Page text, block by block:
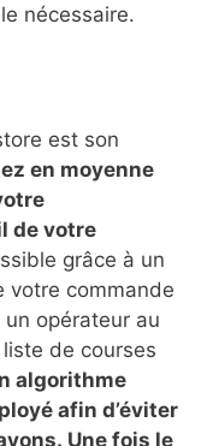
nécessaire.
est son
en moyenne
de votre
grâce à un
votre commande
opérateur au
de courses
algorithme
afin d’éviter
Une fois le